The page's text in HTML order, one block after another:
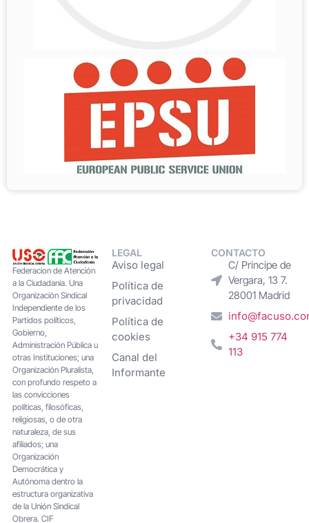
Federacion de Atención
a la Ciudadanía. Una
Organización Sindical
Independiente de los
Partidos políticos,
Gobierno,
Administración Pública u
otras Instituciones; una
Organización Pluralista,
con profundo respeto a
las convicciones
políticas, filosóficas,
religiosas, o de otra
naturaleza, de sus
afiliados; una
Organización
Democrática y
Autónoma dentro la
estructura organizativa
de la Unión Sindical
Obrera. CIF
LEGAL
Aviso legal
Política de
privacidad
Política de
cookies
Canal del
Informante
CONTACTO
C/ Príncipe de
Vergara, 13 7.
28001 Madrid
+34 915 774
113